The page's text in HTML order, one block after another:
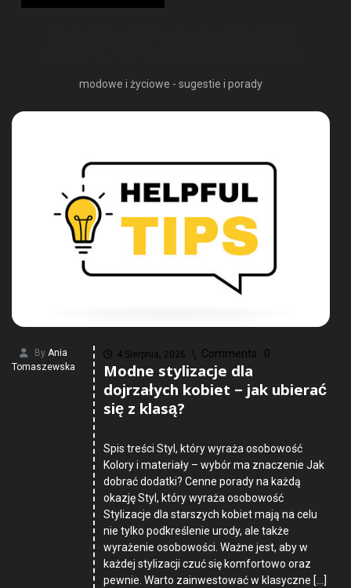
modowe i życiowe - sugestie i porady
By Ania
Tomaszewska
4 Sierpnia, 2026 Comments : 0
Modne stylizacje dla
dojrzałych kobiet – jak ubierać
się z klasą?
Spis treści Styl, który wyraża osobowość
Kolory i materiały – wybór ma znaczenie Jak
dobrać dodatki? Cenne porady na każdą
okazję Styl, który wyraża osobowość
Stylizacje dla starszych kobiet mają na celu
nie tylko podkreślenie urody, ale także
wyrażenie osobowości. Ważne jest, aby w
każdej stylizacji czuć się komfortowo oraz
pewnie. Warto zainwestować w klasyczne […]